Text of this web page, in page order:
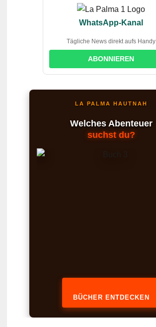
WhatsApp-Kanal
Tägliche News direkt aufs Handy
ABONNIEREN
LA PALMA HAUTNAH
Welches Abenteuer
suchst du?
BÜCHER ENTDECKEN